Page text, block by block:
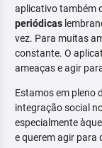
aplicativo também
periódicas
vez. Para muitas
constante. O
ameaças e agir
Estamos em pleno
integração social
especialmente
e querem agir para